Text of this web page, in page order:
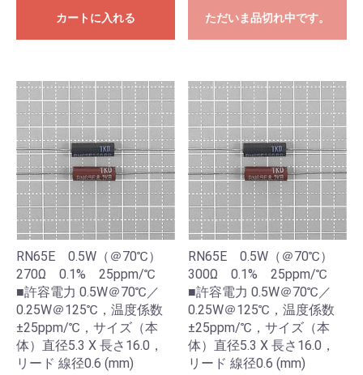
カートに入れる ただいま品切れ中です。
RN65E 0.5W（＠70℃）
270Ω 0.1% 25ppm/℃
■許容電力 0.5W＠70℃／
0.25W＠125℃，温度係数
±25ppm/℃，サイズ（本
体）直径5.3 X 長さ16.0，
リード 線径0.6 (mm)
RN65E 0.5W（＠70℃）
300Ω 0.1% 25ppm/℃
■許容電力 0.5W＠70℃／
0.25W＠125℃，温度係数
±25ppm/℃，サイズ（本
体）直径5.3 X 長さ16.0，
リード 線径0.6 (mm)